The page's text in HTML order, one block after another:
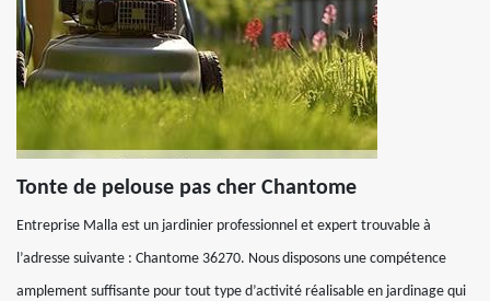
Tonte de pelouse pas cher Chantome
Entreprise Malla est un jardinier professionnel et expert trouvable à
l’adresse suivante : Chantome 36270. Nous disposons une compétence
amplement suffisante pour tout type d’activité réalisable en jardinage qui